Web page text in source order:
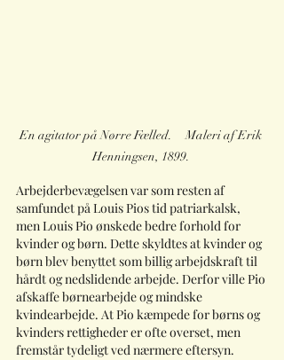
En agitator på Nørre Fælled.     Maleri af Erik
Henningsen, 1899.
Arbejderbevægelsen var som resten af
samfundet på Louis Pios tid patriarkalsk,
men Louis Pio ønskede bedre forhold for
kvinder og børn. Dette skyldtes at kvinder og
børn blev benyttet som billig arbejdskraft til
hårdt og nedslidende arbejde. Derfor ville Pio
afskaffe børnearbejde og mindske
kvindearbejde. At Pio kæmpede for børns og
kvinders rettigheder er ofte overset, men
fremstår tydeligt ved nærmere eftersyn.